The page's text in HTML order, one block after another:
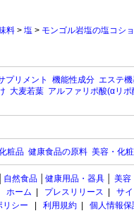
料 > 塩 > モンゴル岩塩の塩コシ
プリメント 機能性成分 エステ
大麦若葉 アルファリポ酸(αリポ
粧品 健康食品の原料 美容・化
自然食品 健康用品・器具 美容
ホーム
プレスリリース
サ
リシー
利用規約 個人情報